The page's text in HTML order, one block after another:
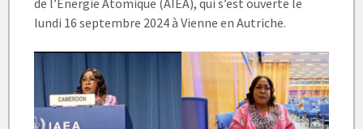
de l’Energie Atomique (AIEA), qui s’est ouverte le
lundi 16 septembre 2024 à Vienne en Autriche.